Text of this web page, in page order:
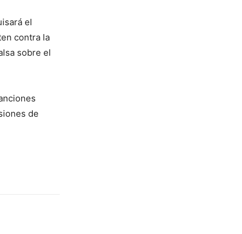
el
contra la
sobre el
de